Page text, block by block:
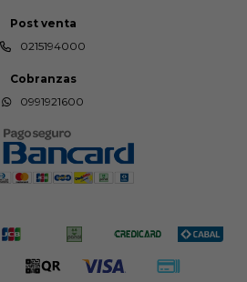
Post venta
0215194000
Cobranzas
0991921600